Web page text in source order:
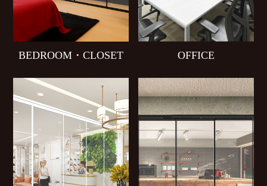
BEDROOM・CLOSET OFFICE